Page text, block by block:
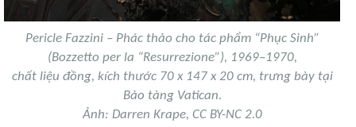
Pericle Fazzini – Phác thảo cho tác phẩm “Phục Sinh”
(Bozzetto per la “Resurrezione”), 1969–1970,
chất liệu đồng, kích thước 70 x 147 x 20 cm, trưng bày tại
Bảo tàng Vatican.
Ảnh: Darren Krape, CC BY-NC 2.0